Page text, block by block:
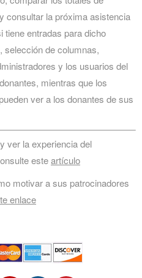
consultar la próxima asistencia
tiene entradas para dicho
selección de columnas,
y los usuarios del
mientras que los
ver a los donantes de sus
ver la experiencia del
esteartículo
motivar a sus patrocinadores
enlace